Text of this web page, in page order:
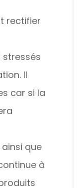
rectifier
Il
car si la
que
à